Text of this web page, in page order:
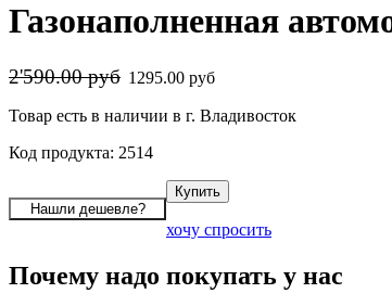
Газонаполненная
2'590.00 руб 1295.00 руб
Товар есть в наличии в г. Владивосток
Код продукта: 2514
хочу спросить
Почему надо покупать у нас